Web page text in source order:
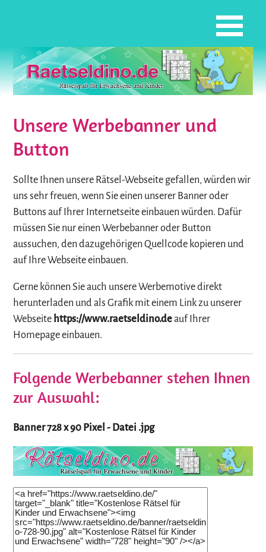
Unsere Werbebanner und
Button
Sollte Ihnen unsere Rätsel-Webseite gefallen, würden wir
uns sehr freuen, wenn Sie einen unserer Banner oder
Buttons auf Ihrer Internetseite einbauen würden. Dafür
müssen Sie nur einen Werbebanner oder Button
aussuchen, den dazugehörigen Quellcode kopieren und
auf Ihre Webseite einbauen.
Gerne können Sie auch unsere Werbemotive direkt
herunterladen und als Grafik mit einem Link zu unserer
Webseite https://www.raetseldino.deauf Ihrer
Homepage einbauen.
Folgende Werbebanner stehen Ihnen
zur Auswahl:
Banner 728 x 90 Pixel - Datei .jpg